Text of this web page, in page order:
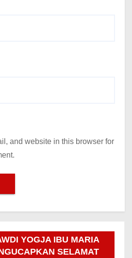
and website in this browser for
YOGJA IBU MARIA
SELAMAT